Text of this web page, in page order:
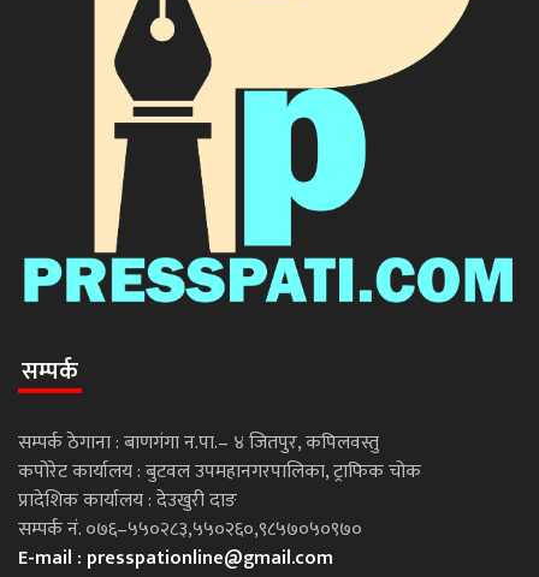
सम्पर्क
सम्पर्क ठेगाना : बाणगंगा न.पा.– ४ जितपुर, कपिलवस्तु
कपोरेट कार्यालय : बुटवल उपमहानगरपालिका, ट्राफिक चोक
प्रादेशिक कार्यालय : देउखुरी दाङ
सम्पर्क नं. ०७६–५५०२८३,५५०२६०,९८५७०५०९७०
E-mail : presspationline@gmail.com